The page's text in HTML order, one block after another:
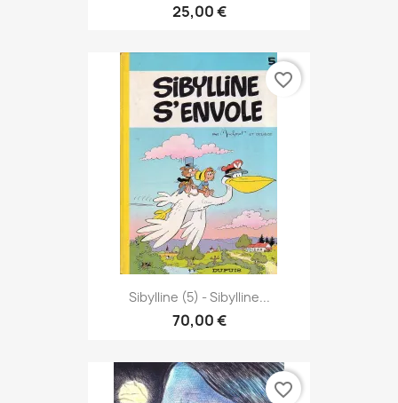
25,00 €
Sibylline (5) - Sibylline...
70,00 €
favorite_border
favorite_border